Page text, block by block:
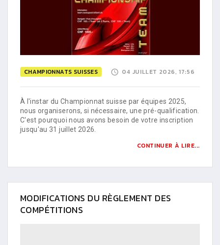
CHAMPIONNATS SUISSES 04 JUILLET 2026, 17:56
À l'instar du Championnat suisse par équipes 2025,
nous organiserons, si nécessaire, une pré-qualification.
C'est pourquoi nous avons besoin de votre inscription
jusqu'au 31 juillet 2026.
CONTINUER À LIRE...
MODIFICATIONS DU RÈGLEMENT DES
COMPÉTITIONS